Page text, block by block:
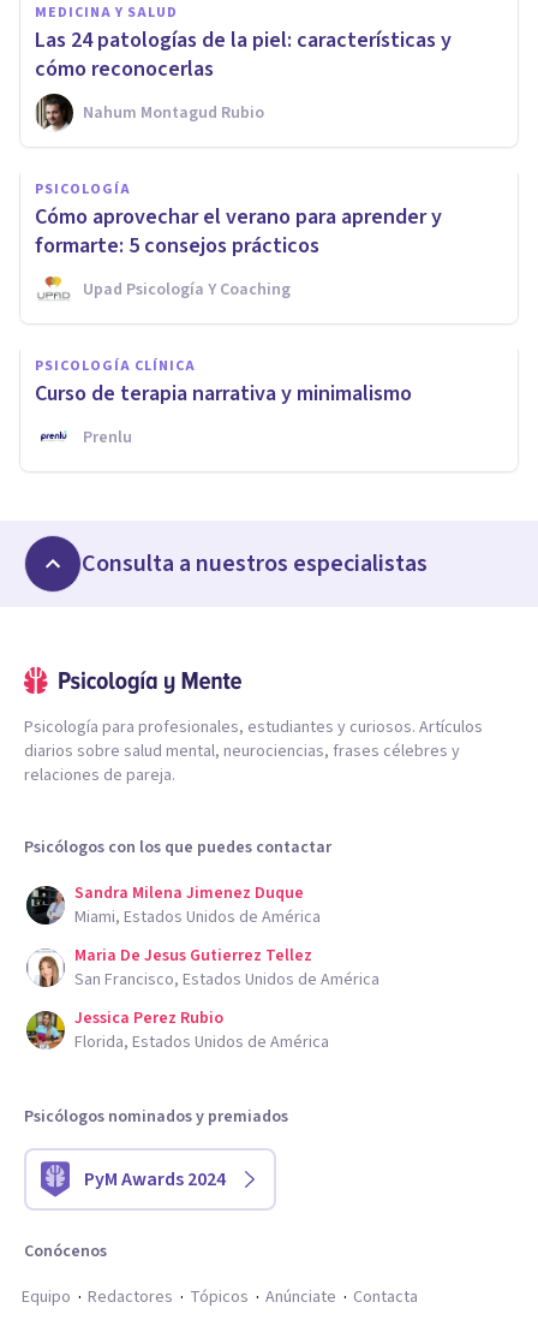
MEDICINA Y SALUD
Las 24 patologías de la piel: características y
cómo reconocerlas
Nahum Montagud Rubio
PSICOLOGÍA
Cómo aprovechar el verano para aprender y
formarte: 5 consejos prácticos
Upad Psicología Y Coaching
PSICOLOGÍA CLÍNICA
Curso de terapia narrativa y minimalismo
Prenlu
Consulta a nuestros especialistas
Psicología para profesionales, estudiantes y curiosos. Artículos
diarios sobre salud mental, neurociencias, frases célebres y
relaciones de pareja.
Psicólogos con los que puedes contactar
Sandra Milena Jimenez Duque
Miami, Estados Unidos de América
Maria De Jesus Gutierrez Tellez
San Francisco, Estados Unidos de América
Jessica Perez Rubio
Florida, Estados Unidos de América
Psicólogos nominados y premiados
PyM Awards 2024
Conócenos
Equipo
Redactores Tópicos Anúnciate Contacta